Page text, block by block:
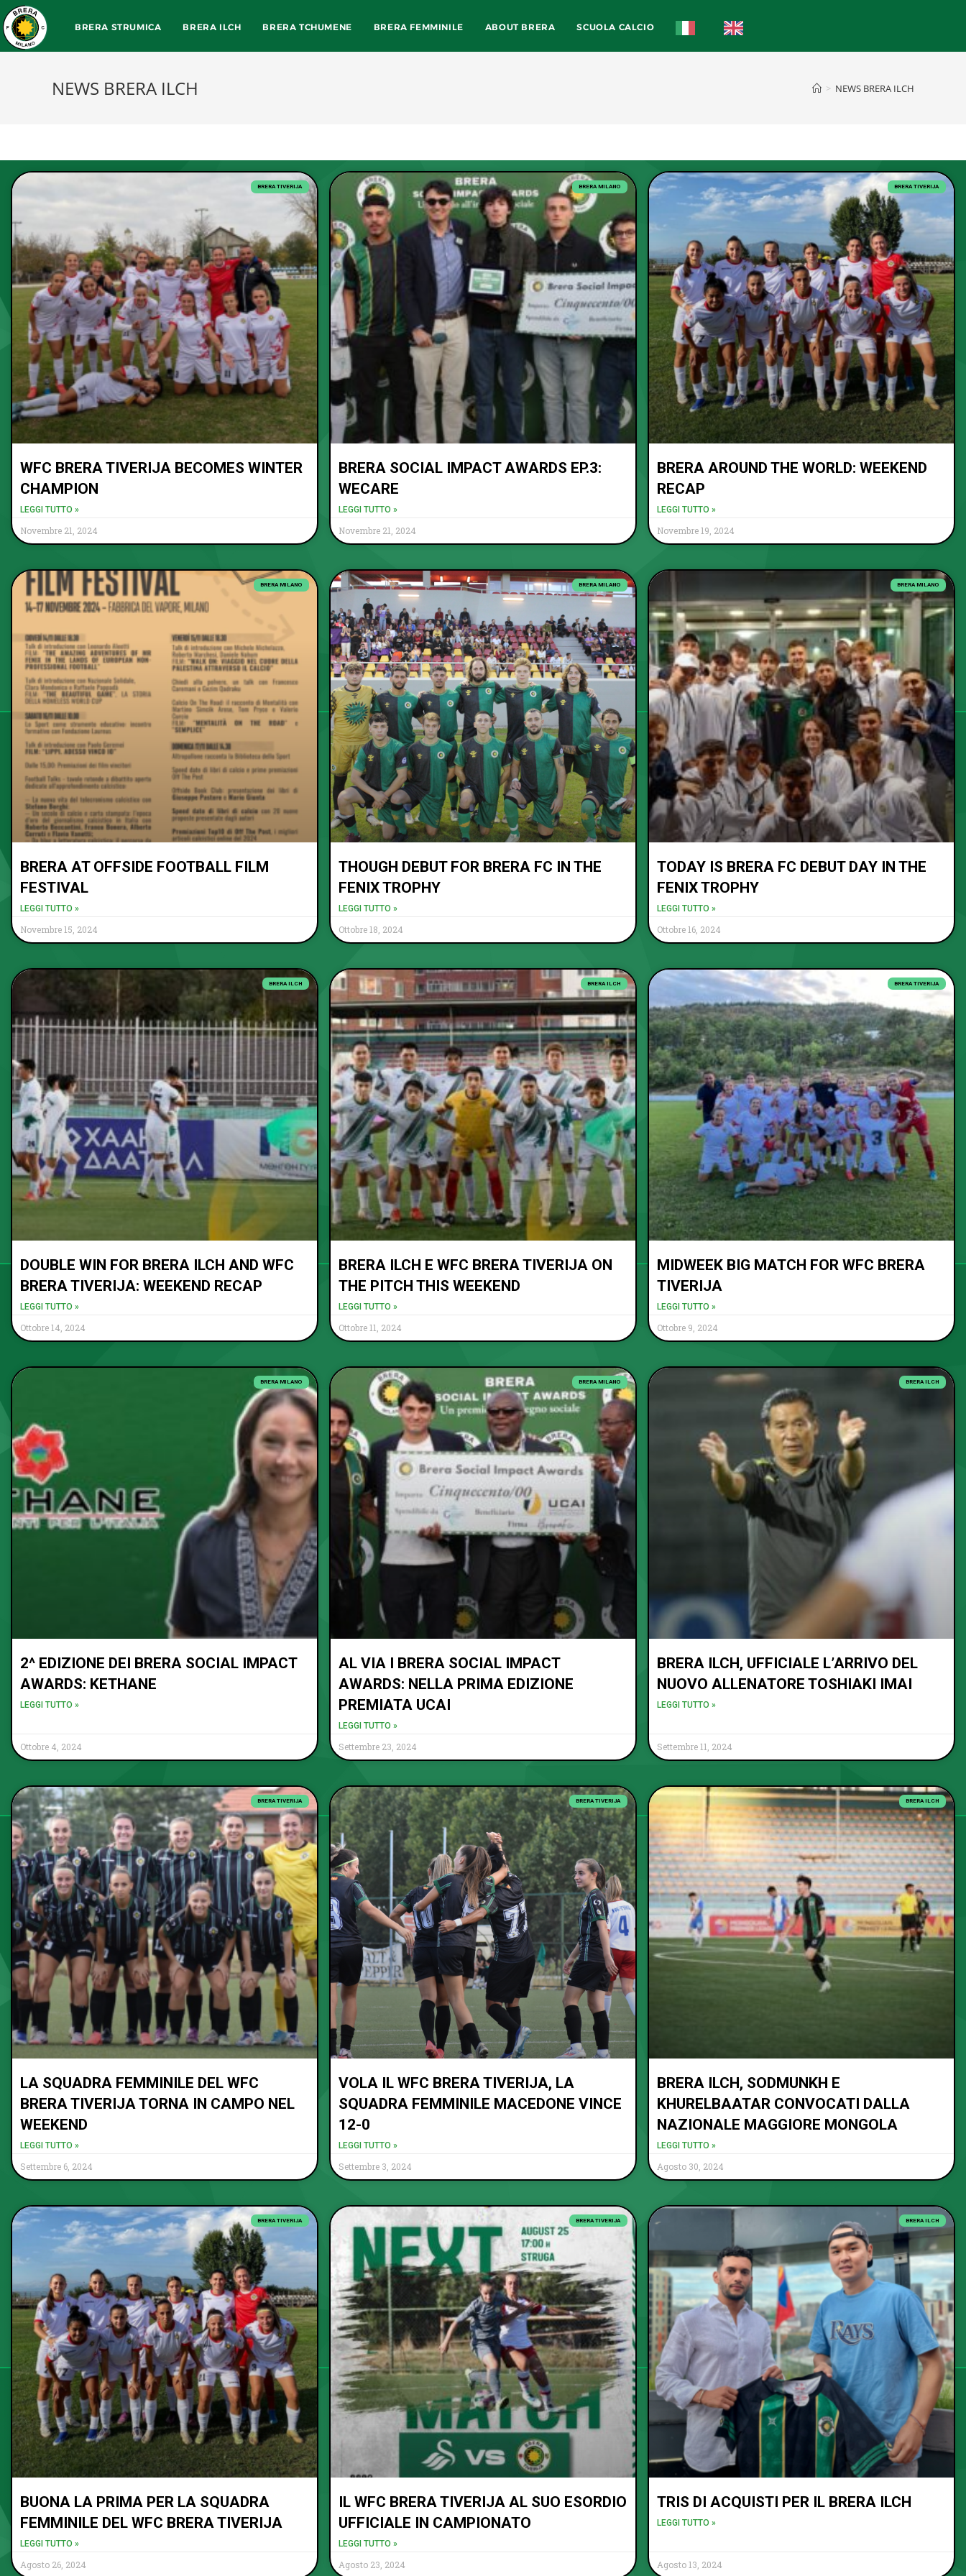
BRERA STRUMICA BRERA ILCH BRERA TCHUMENE BRERA FEMMINILE ABOUT BRERA SCUOLA CALCIO
NEWS BRERA ILCH > NEWS BRERA ILCH
BRERA TIVERIJA
WFC BRERA TIVERIJA BECOMES WINTER
CHAMPION
LEGGI TUTTO »
Novembre 21, 2024
BRERA MILANO
BRERA SOCIAL IMPACT AWARDS EP.3:
WECARE
LEGGI TUTTO »
Novembre 21, 2024
BRERA TIVERIJA
BRERA AROUND THE WORLD: WEEKEND
RECAP
LEGGI TUTTO »
Novembre 19, 2024
BRERA MILANO
BRERA AT OFFSIDE FOOTBALL FILM
FESTIVAL
LEGGI TUTTO »
Novembre 15, 2024
BRERA MILANO
THOUGH DEBUT FOR BRERA FC IN THE
FENIX TROPHY
LEGGI TUTTO »
Ottobre 18, 2024
BRERA MILANO
TODAY IS BRERA FC DEBUT DAY IN THE
FENIX TROPHY
LEGGI TUTTO »
Ottobre 16, 2024
BRERA ILCH
DOUBLE WIN FOR BRERA ILCH AND WFC
BRERA TIVERIJA: WEEKEND RECAP
LEGGI TUTTO »
Ottobre 14, 2024
BRERA ILCH
BRERA ILCH E WFC BRERA TIVERIJA ON
THE PITCH THIS WEEKEND
LEGGI TUTTO »
Ottobre 11, 2024
BRERA TIVERIJA
MIDWEEK BIG MATCH FOR WFC BRERA
TIVERIJA
LEGGI TUTTO »
Ottobre 9, 2024
BRERA MILANO
2^ EDIZIONE DEI BRERA SOCIAL IMPACT
AWARDS: KETHANE
LEGGI TUTTO »
Ottobre 4, 2024
BRERA MILANO
AL VIA I BRERA SOCIAL IMPACT
AWARDS: NELLA PRIMA EDIZIONE
PREMIATA UCAI
LEGGI TUTTO »
Settembre 23, 2024
BRERA ILCH
BRERA ILCH, UFFICIALE L’ARRIVO DEL
NUOVO ALLENATORE TOSHIAKI IMAI
LEGGI TUTTO »
Settembre 11, 2024
BRERA TIVERIJA
LA SQUADRA FEMMINILE DEL WFC
BRERA TIVERIJA TORNA IN CAMPO NEL
WEEKEND
LEGGI TUTTO »
Settembre 6, 2024
BRERA TIVERIJA
VOLA IL WFC BRERA TIVERIJA, LA
SQUADRA FEMMINILE MACEDONE VINCE
12-0
LEGGI TUTTO »
Settembre 3, 2024
BRERA ILCH
BRERA ILCH, SODMUNKH E
KHURELBAATAR CONVOCATI DALLA
NAZIONALE MAGGIORE MONGOLA
LEGGI TUTTO »
Agosto 30, 2024
BRERA TIVERIJA
BUONA LA PRIMA PER LA SQUADRA
FEMMINILE DEL WFC BRERA TIVERIJA
LEGGI TUTTO »
Agosto 26, 2024
BRERA TIVERIJA
IL WFC BRERA TIVERIJA AL SUO ESORDIO
UFFICIALE IN CAMPIONATO
LEGGI TUTTO »
Agosto 23, 2024
BRERA ILCH
TRIS DI ACQUISTI PER IL BRERA ILCH
LEGGI TUTTO »
Agosto 13, 2024